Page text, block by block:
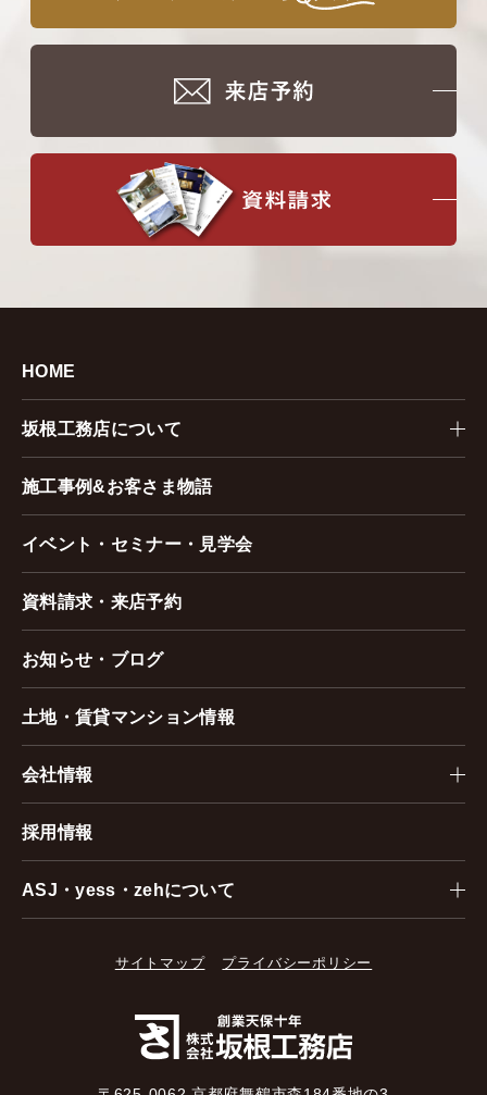
HOME
坂根工務店について
施工事例&お客さま物語
イベント・セミナー・見学会
資料請求・来店予約
お知らせ・ブログ
土地・賃貸マンション情報
会社情報
採用情報
ASJ・yess・zehについて
サイトマップ プライバシーポリシー